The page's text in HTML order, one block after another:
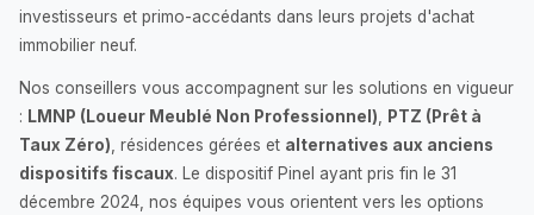
investisseurs et primo-accédants dans leurs projets d'achat
immobilier neuf.
Nos conseillers vous accompagnent sur les solutions en vigueur
: LMNP (Loueur Meublé Non Professionnel)
PTZ (Prêt à
Taux Zéro) , résidences gérées et alternatives aux anciens
dispositifs fiscaux. Le dispositif Pinel ayant pris fin le 31
décembre 2024, nos équipes vous orientent vers les options